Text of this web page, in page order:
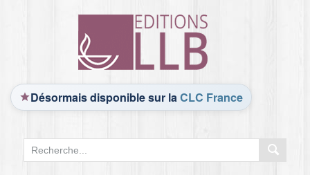
Désormais disponible sur laCLC France